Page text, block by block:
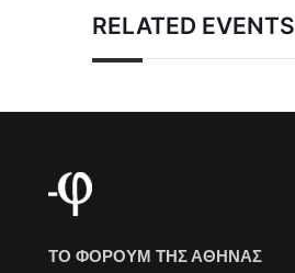
RELATED EVENTS
ΤΟ ΦΟΡΟΥΜ ΤΗΣ ΑΘΗΝΑΣ